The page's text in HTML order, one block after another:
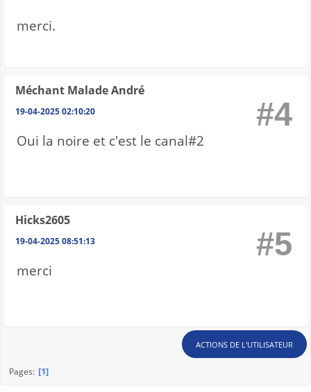
merci.
Méchant Malade André
19-04-2025 02:10:20 #4
Oui la noire et c'est le canal#2
Hicks2605
19-04-2025 08:51:13 #5
merci
ACTIONS DE L'UTILISATEUR
Pages 1